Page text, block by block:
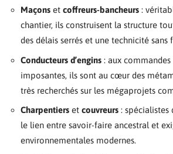
Maçons et coffreurs-bancheurs :
chantier, ils construisent la structure
des délais serrés et une technicité sans
Conducteurs d’engins : aux
imposantes, ils sont au cœur des
très recherchés sur les mégaprojets
Charpentiers et couvreurs :
le lien entre savoir-faire ancestral et
environnementales modernes.